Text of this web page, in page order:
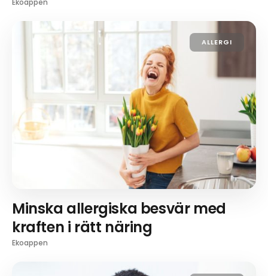
Ekoappen
ALLERGI
Minska allergiska besvär med
kraften i rätt näring
Ekoappen